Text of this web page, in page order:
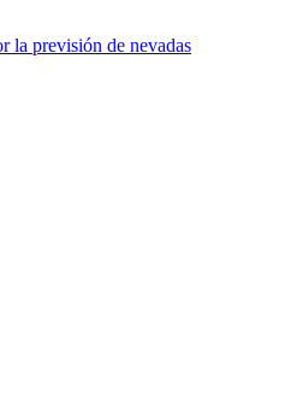
la previsión de nevadas